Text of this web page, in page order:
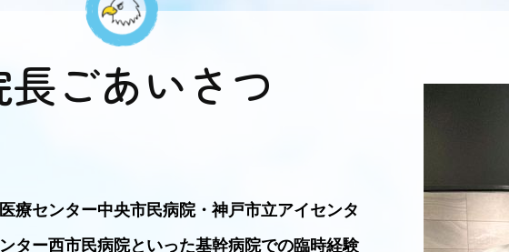
長ごあいさつ
療センター中央市民病院・神戸市立アイセンタ
ター西市民病院といった基幹病院での臨時経験